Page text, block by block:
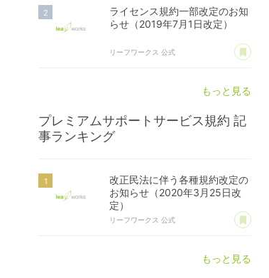
ライセンス規約一部改定のお知
らせ（2019年7月1日改定）
リーフワークス 公式 あ
もっと見る
プレミアムサポートサービス規約 記
事ランキング
改正民法に伴う各種規約改定の
お知らせ（2020年3月25日改
定）
リーフワークス 公式 あ
もっと見る